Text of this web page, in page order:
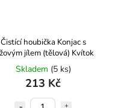
Čistící houbička Konjac s
růžovým jílem (tělová) Kvítok
Skladem (5 ks)
213 Kč